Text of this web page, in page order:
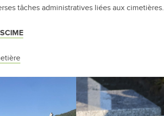
tâches administratives liées aux cimetières.